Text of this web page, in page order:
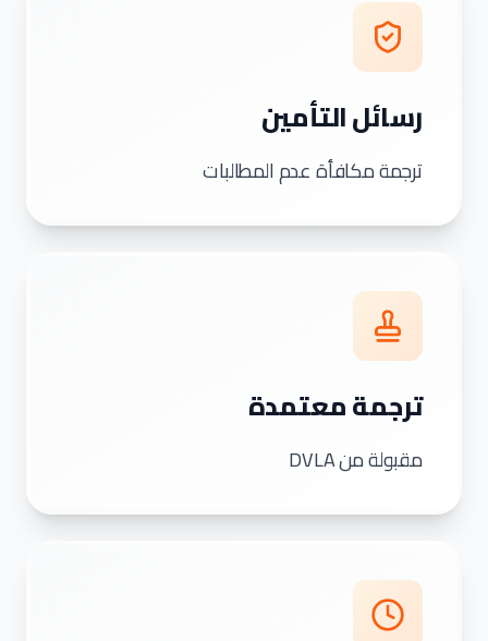
رسائل التأمين
ترجمة مكافأة عدم المطالبات
ترجمة معتمدة
مقبولة من DVLA